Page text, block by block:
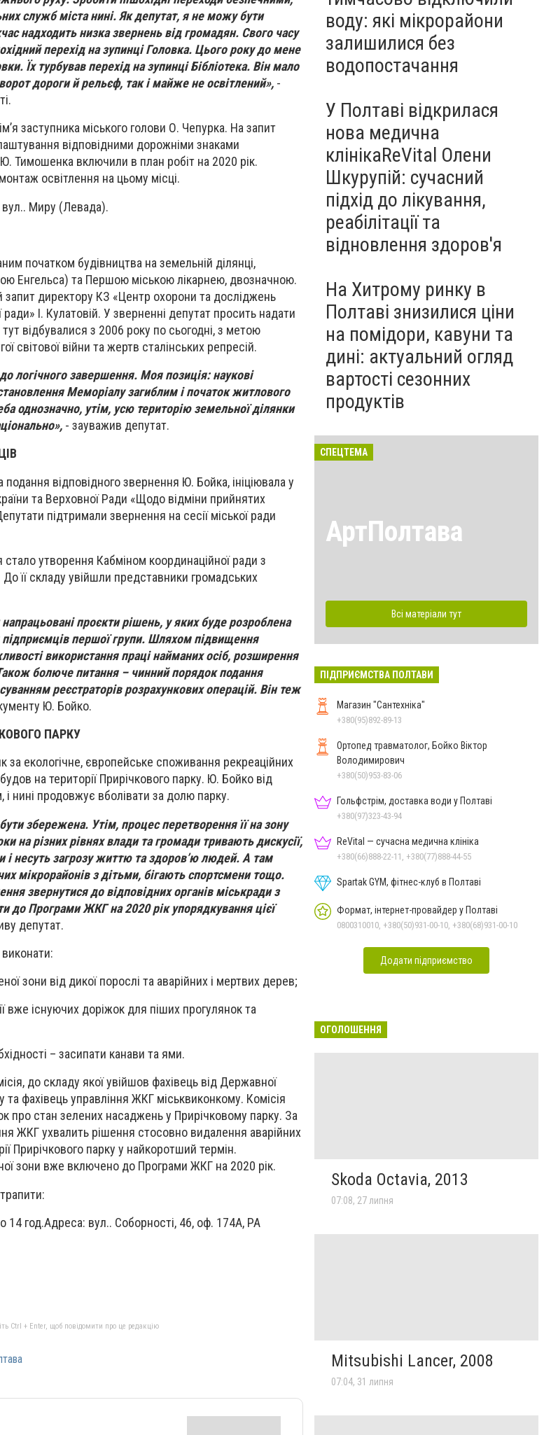
служб міста нині. Як депутат, я не можу бути
надходить низка звернень від громадян. Свого часу
перехід на зупинці Головка. Цього року до мене
Їх турбував перехід на зупинці Бібліотека. Він мало
дороги й рельєф, так і майже не освітлений», -
заступника міського голови О. Чепурка. На запит
відповідними дорожніми знаками
Тимошенка включили в план робіт на 2020 рік.
освітлення на цьому місці.
вул.. Миру (Левада).
початком будівництва на земельній ділянці,
Енгельса) та Першою міською лікарнею, двозначною.
запит директору КЗ «Центр охорони та досліджень
ради» І. Кулатовій. У зверненні депутат просить надати
відбувалися з 2006 року по сьогодні, з метою
світової війни та жертв сталінських репресій.
логічного завершення. Моя позиція: наукові
Меморіалу загиблим і початок житлового
однозначно, утім, усю територію земельної ділянки
- зауважив депутат.
відповідного звернення Ю. Бойка, ініціювала у
та Верховної Ради «Щодо відміни прийнятих
підтримали звернення на сесії міської ради
стало утворення Кабміном координаційної ради з
її складу увійшли представники громадських
проєкти рішень, у яких буде розроблена
першої групи. Шляхом підвищення
використання праці найманих осіб, розширення
болюче питання – чинний порядок подання
реєстраторів розрахункових операцій. Він теж
Ю. Бойко.
ПАРКУ
екологічне, європейське споживання рекреаційних
на території Прирічкового парку. Ю. Бойко від
нині продовжує вболівати за долю парку.
збережена. Утім, процес перетворення її на зону
на різних рівнях влади та громади тривають дискусії,
і несуть загрозу життю та здоров’ю людей. А там
мікрорайонів з дітьми, бігають спортсмени тощо.
звернутися до відповідних органів міськради з
до Програми ЖКГ на 2020 рік упорядкування цієї
депутат.
зони від дикої порослі та аварійних і мертвих дерев;
вже існуючих доріжок для піших прогулянок та
– засипати канави та ями.
до складу якої увійшов фахівець від Державної
та фахівець управління ЖКГ міськвиконкому. Комісія
про стан зелених насаджень у Прирічковому парку. За
ЖКГ ухвалить рішення стосовно видалення аварійних
Прирічкового парку у найкоротший термін.
зони вже включено до Програми ЖКГ на 2020 рік.
14 год.Адреса: вул.. Соборності, 46, оф. 174А, РА
Ctrl + Enter, щоб повідомити про це редакцію
воду: які мікрорайони
залишилися без
водопостачання
У Полтаві відкрилася
нова медична
клінікаReVital Олени
Шкурупій: сучасний
підхід до лікування,
реабілітації та
відновлення здоров'я
На Хитрому ринку в
Полтаві знизилися ціни
на помідори, кавуни та
дині: актуальний огляд
вартості сезонних
продуктів
СПЕЦТЕМА
АртПолтава
Всі матеріали тут
ПІДПРИЄМСТВА ПОЛТАВИ
Магазин "Сантехніка"
+380(95)892-89-13
Ортопед травматолог, Бойко Віктор
Володимирович
+380(50)953-83-06
Гольфстрім, доставка води у Полтаві
+380(97)323-43-94
ReVital — сучасна медична клініка
+380(66)888-22-11, +380(77)888-44-55
Spartak GYM, фітнес-клуб в Полтаві
Формат, інтернет-провайдер у Полтаві
0800310010, +380(50)931-00-10, +380(68)931-00-10
Додати підприємство
ОГОЛОШЕННЯ
Skoda Octavia, 2013
07:08, 27 липня
Mitsubishi Lancer, 2008
07:04, 31 липня